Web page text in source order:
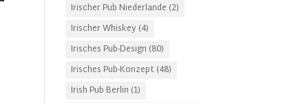
Irischer Pub Niederlande (2)
Irischer Whiskey (4)
Irisches Pub-Design (80)
Irisches Pub-Konzept (48)
Irish Pub Berlin (1)